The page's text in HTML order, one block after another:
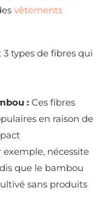
vêtements
types de fibres qui
: Ces fibres
en raison de
nécessite
que le bambou
sans produits